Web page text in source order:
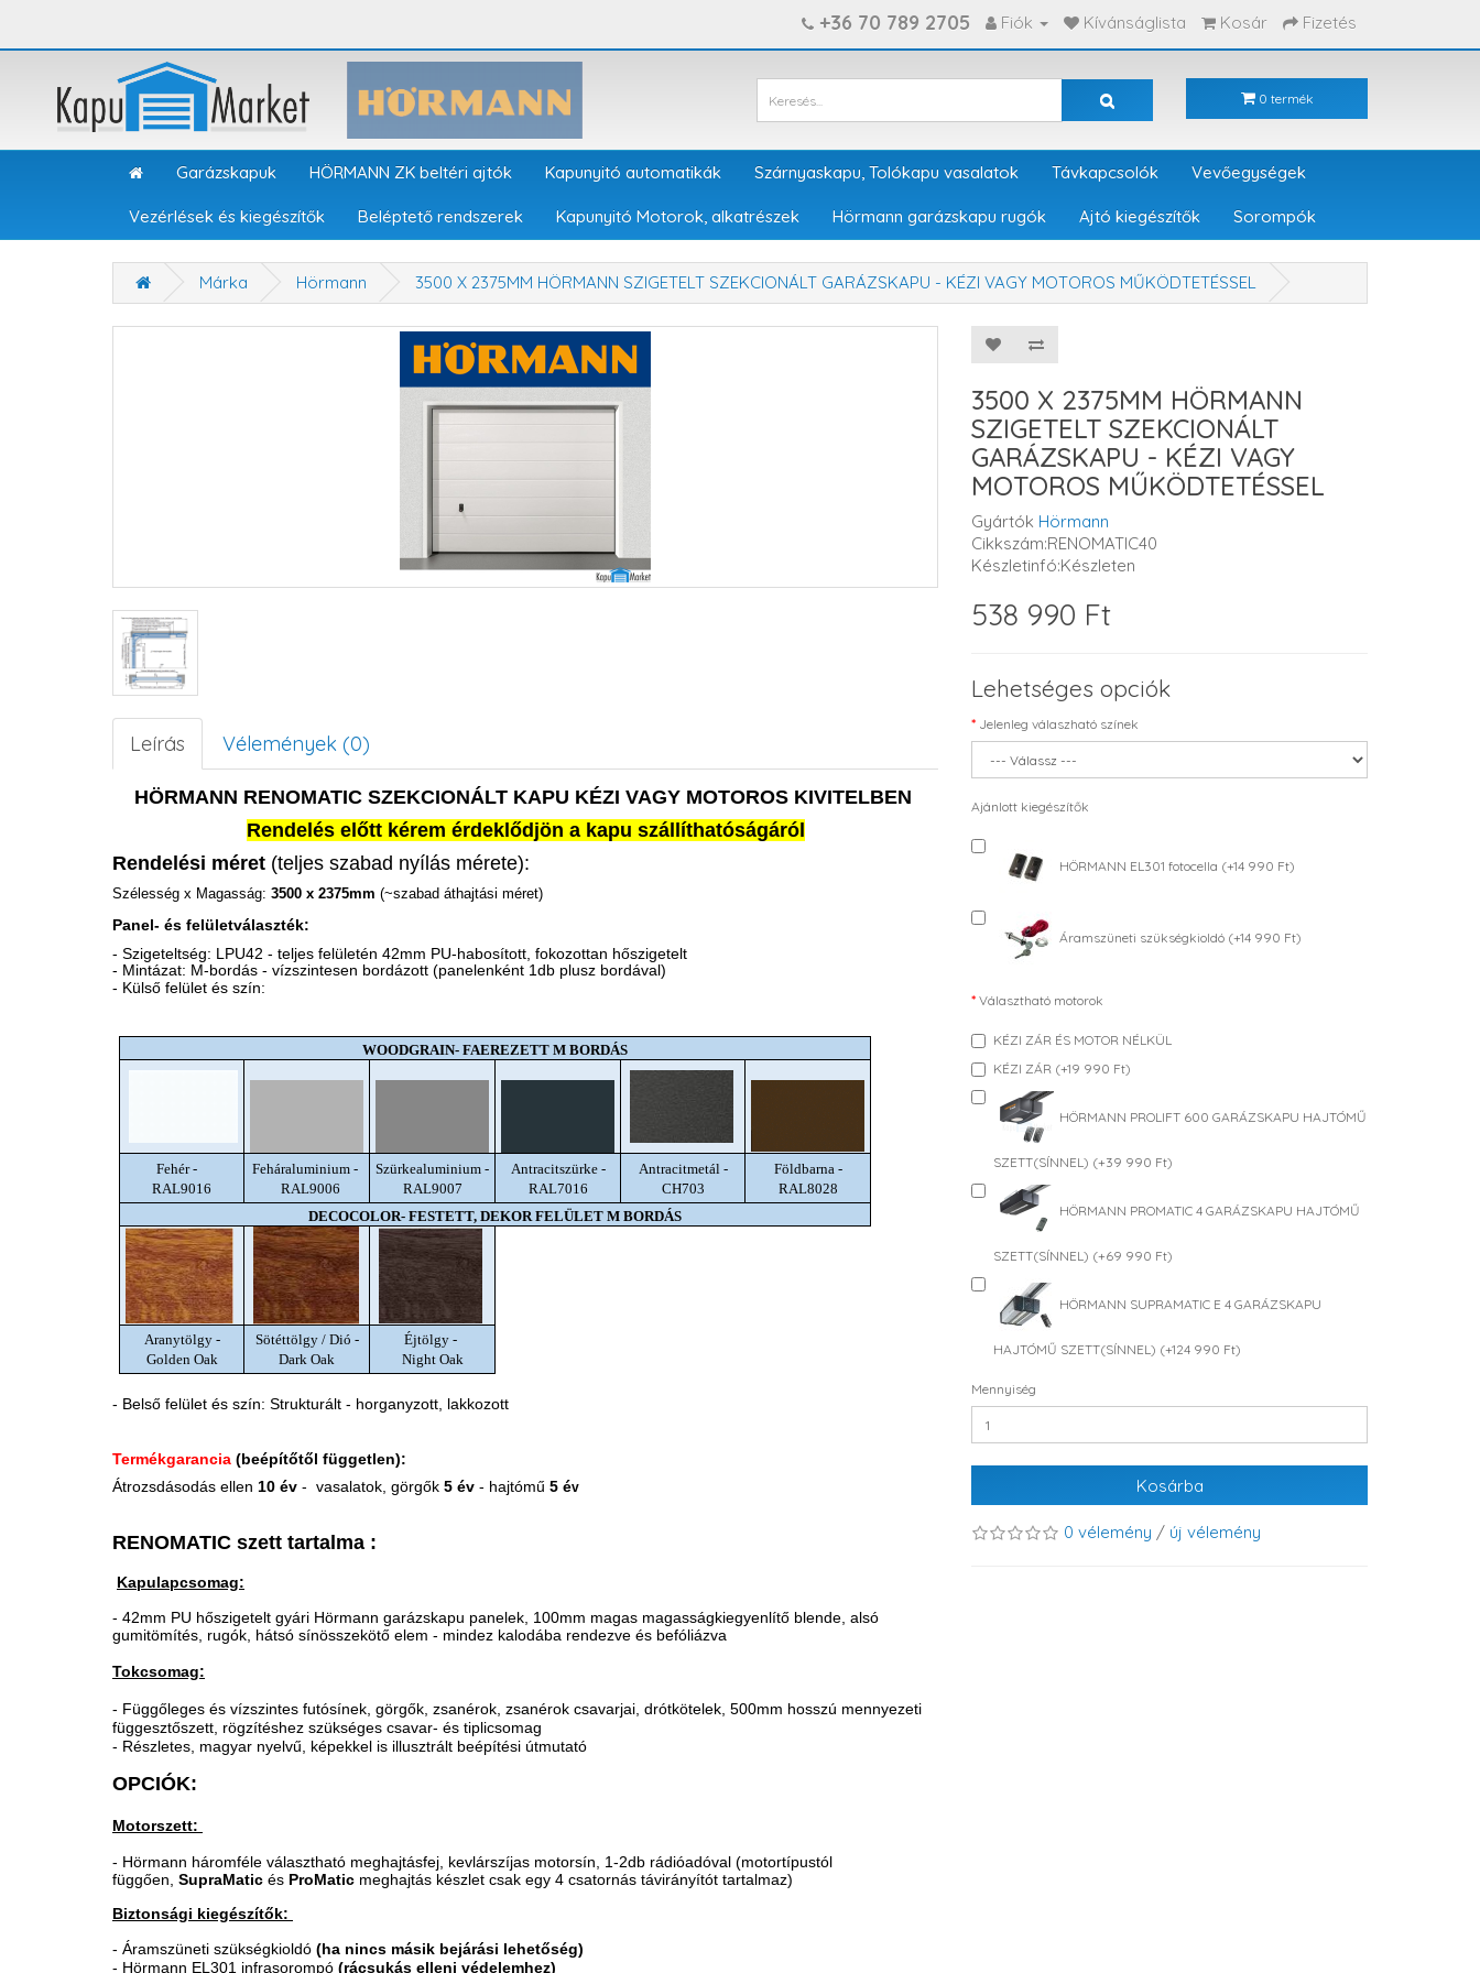
+36 70 789 2705 Fiók Kívánságlista Kosár Fizetés
0 termék
Garázskapuk HÖRMANN ZK beltéri ajtók Kapunyitó automatikák Szárnyaskapu, Tolókapu vasalatok Távkapcsolók Vevőegységek
Vezérlések és kiegészítők Beléptető rendszerek Kapunyitó Motorok, alkatrészek Hörmann garázskapu rugók Ajtó kiegészítők Sorompók
Márka Hörmann 3500 X 2375MM HÖRMANN SZIGETELT SZEKCIONÁLT GARÁZSKAPU - KÉZI VAGY MOTOROS MŰKÖDTETÉSSEL
Leírás Vélemények (0)
HÖRMANN RENOMATIC SZEKCIONÁLT KAPU KÉZI VAGY MOTOROS KIVITELBEN
Rendelés előtt kérem érdeklődjön a kapu szállíthatóságáról
Rendelési méret (teljes szabad nyílás mérete):
Szélesség x Magasság: 3500 x 2375mm (~szabad áthajtási méret)
Panel- és felületválaszték:
- Szigeteltség: LPU42 - teljes felületén 42mm PU-habosított, fokozottan hőszigetelt
- Mintázat: M-bordás - vízszintesen bordázott (panelenként 1db plusz bordával)
- Külső felület és szín:
WOODGRAIN- FAEREZETT M BORDÁS
Fehér -
RAL9016
Feháraluminium -
RAL9006
Szürkealuminium -
RAL9007
Antracitszürke -
RAL7016
Antracitmetál -
CH703
Földbarna -
RAL8028
DECOCOLOR- FESTETT, DEKOR FELÜLET M BORDÁS
Aranytölgy -
Golden Oak
Sötéttölgy / Dió -
Dark Oak
Éjtölgy -
Night Oak
- Belső felület és szín: Strukturált - horganyzott, lakkozott
Termékgarancia (beépítőtől független):
Átrozsdásodás ellen 10 év - vasalatok, görgők 5 év - hajtómű 5 év
RENOMATIC szett tartalma :
Kapulapcsomag:
- 42mm PU hőszigetelt gyári Hörmann garázskapu panelek, 100mm magas magasságkiegyenlítő blende, alsó
gumitömítés, rugók, hátsó sínösszekötő elem - mindez kalodába rendezve és befóliázva
Tokcsomag:
- Függőleges és vízszintes futósínek, görgők, zsanérok, zsanérok csavarjai, drótkötelek, 500mm hosszú mennyezeti
függesztőszett, rögzítéshez szükséges csavar- és tiplicsomag
- Részletes, magyar nyelvű, képekkel is illusztrált beépítési útmutató
OPCIÓK:
Motorszett:
- Hörmann háromféle választható meghajtásfej, kevlárszíjas motorsín, 1-2db rádióadóval (motortípustól
függően, SupraMatic és ProMatic meghajtás készlet csak egy 4 csatornás távirányítót tartalmaz)
Biztonsági kiegészítők:
- Áramszüneti szükségkioldó (ha nincs másik bejárási lehetőség)
- Hörmann EL301 infrasorompó (rácsukás elleni védelemhez)
3500 X 2375MM HÖRMANN
SZIGETELT SZEKCIONÁLT
GARÁZSKAPU - KÉZI VAGY
MOTOROS MŰKÖDTETÉSSEL
Gyártók Hörmann
Cikkszám:RENOMATIC40
Készletinfó:Készleten
538 990 Ft
Lehetséges opciók
Jelenleg válaszható színek
Ajánlott kiegészítők
HÖRMANN EL301 fotocella (+14 990 Ft)
Áramszüneti szükségkioldó (+14 990 Ft)
Választható motorok
KÉZI ZÁR ÉS MOTOR NÉLKÜL
KÉZI ZÁR (+19 990 Ft)
HÖRMANN PROLIFT 600 GARÁZSKAPU HAJTÓMŰ
SZETT(SÍNNEL) (+39 990 Ft)
HÖRMANN PROMATIC 4 GARÁZSKAPU HAJTÓMŰ
SZETT(SÍNNEL) (+69 990 Ft)
HÖRMANN SUPRAMATIC E 4 GARÁZSKAPU
HAJTÓMŰ SZETT(SÍNNEL) (+124 990 Ft)
Mennyiség
Kosárba
0 vélemény / új vélemény